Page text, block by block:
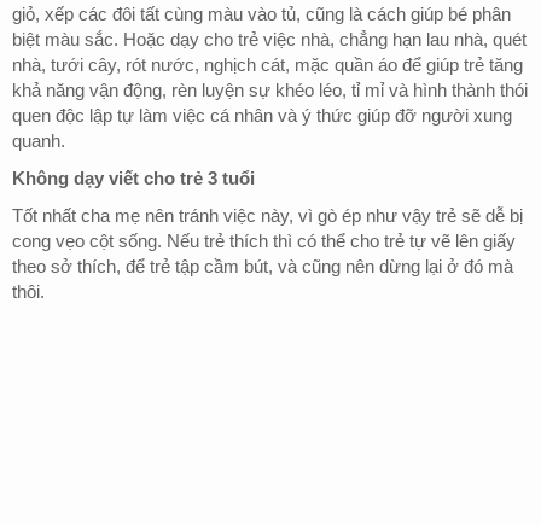
giỏ, xếp các đôi tất cùng màu vào tủ, cũng là cách giúp bé phân
biệt màu sắc. Hoặc dạy cho trẻ việc nhà, chẳng hạn lau nhà, quét
nhà, tưới cây, rót nước, nghịch cát, mặc quần áo để giúp trẻ tăng
khả năng vận động, rèn luyện sự khéo léo, tỉ mỉ và hình thành thói
quen độc lập tự làm việc cá nhân và ý thức giúp đỡ người xung
quanh.
Không dạy viết cho trẻ 3 tuổi
Tốt nhất cha mẹ nên tránh việc này, vì gò ép như vậy trẻ sẽ dễ bị
cong vẹo cột sống. Nếu trẻ thích thì có thể cho trẻ tự vẽ lên giấy
theo sở thích, để trẻ tập cầm bút, và cũng nên dừng lại ở đó mà
thôi.